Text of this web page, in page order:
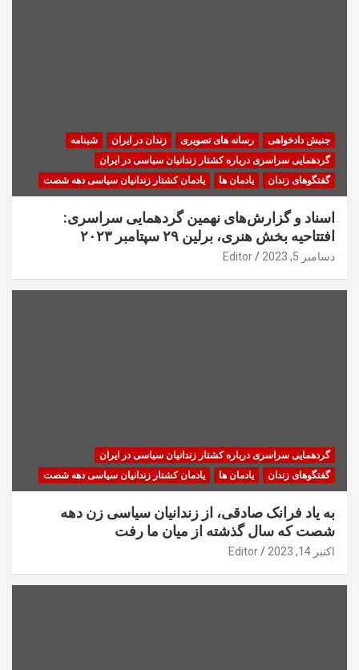
جنبش دادخواهی رسانه های تصویری زندان در ایران
شبنامه
گردهمایی سراسری درباره کشتار زندانیان سیاسی در ایران
گفتگوهای زندان
یادمان ها یادمان کشتار زندانیان سیاسی دهه شصت
اسناد و گزارش‌های نهمین گردهمایی سراسری:
افتتاحیه بخش هنری، برلین ۲۹ سپتامبر ۲۰۲۳
دسامبر 5, 2023 Editor
گردهمایی سراسری درباره کشتار زندانیان سیاسی در ایران
گفتگوهای زندان
یادمان ها یادمان کشتار زندانیان سیاسی دهه شصت
به یاد فرانک صادقی، از زندانیان سیاسی زن دهه
شصت که سال گذشته از میان ما رفت
اکتبر 14, 2023 Editor